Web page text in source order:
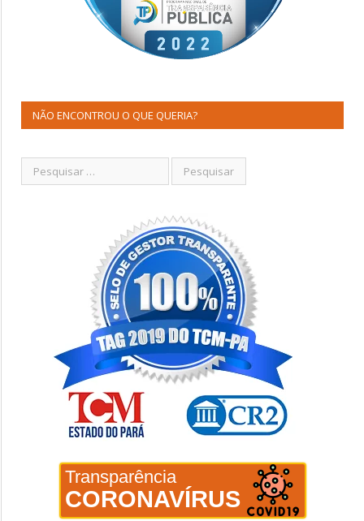
NÃO ENCONTROU O QUE QUERIA?
Transparência
CORONAVÍRUS